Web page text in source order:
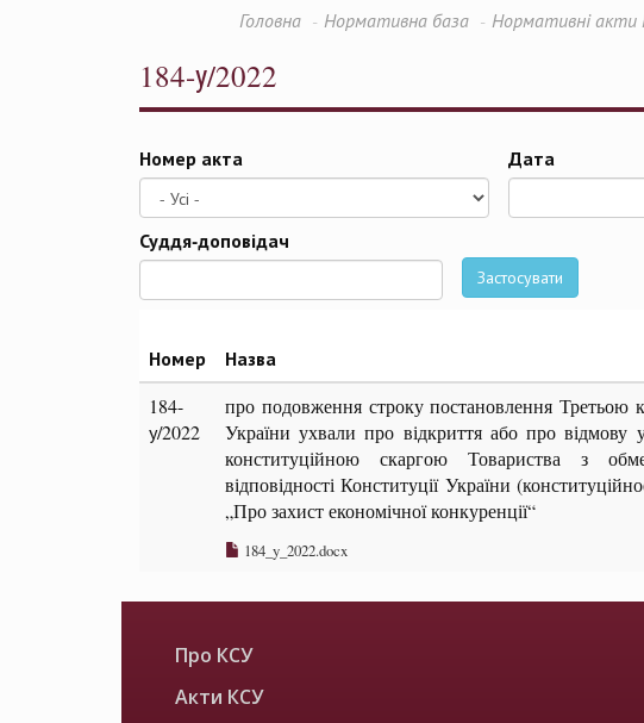
Головна Нормативна база Нормативні акти
184-у/2022
Номер акта Дата
Суддя-доповідач
Застосувати
Номер Назва
184-
у/2022
про подовження строку постановлення Третьою
України ухвали про відкриття або про відмову
конституційною скаргою Товариства з
відповідності Конституції України
„Про захист економічної конкуренції“
184_y_2022.docx
Про КСУ
Акти КСУ